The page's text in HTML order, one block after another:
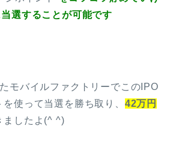
選することが可能です
モバイルファクトリーでこのIPO
使って当選を勝ち取り、 42万円
ましたよ(^ ^)